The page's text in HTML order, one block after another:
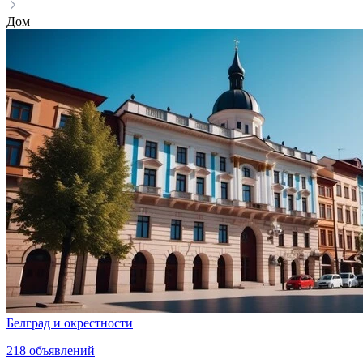
Дом
Белград и окрестности
218 объявлений